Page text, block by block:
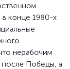
в конце 1980-х
нерабочим
после Победы, а